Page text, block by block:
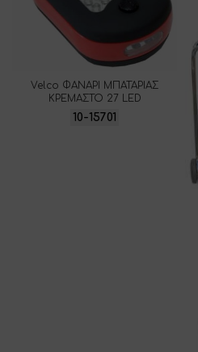
Velco ΦΑΝΑΡΙ ΜΠΑΤΑΡΙΑΣ
ΚΡΕΜΑΣΤΟ 27 LED
10-15701